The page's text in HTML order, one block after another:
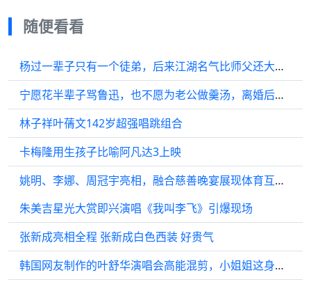
随便看看
杨过一辈子只有一个徒弟，后来江湖名气比师父还大，武功也比他高
宁愿花半辈子骂鲁迅，也不愿为老公做羹汤，离婚后在孤独中逝去
林子祥叶蒨文142岁超强唱跳组合
卡梅隆用生孩子比喻阿凡达3上映
姚明、李娜、周冠宇亮相，融合慈善晚宴展现体育互助精神
朱美吉星光大赏即兴演唱《我叫李飞》引爆现场
张新成亮相全程 张新成白色西装 好贵气
韩国网友制作的叶舒华演唱会高能混剪，小姐姐这身材太养眼了